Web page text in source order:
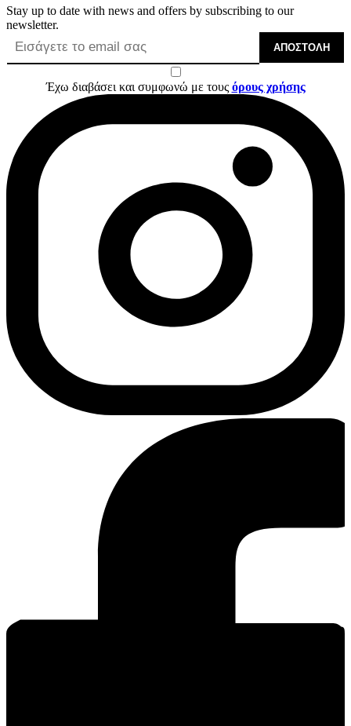
Stay up to date with news and offers by subscribing to our
newsletter.
ΑΠΟΣΤΟΛΉ
Έχω διαβάσει και συμφωνώ με τους όρους χρήσης